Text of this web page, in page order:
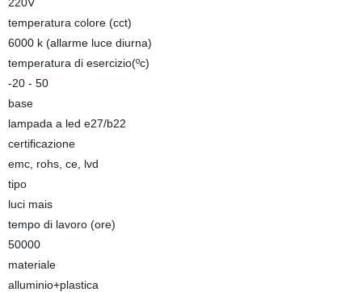
temperatura colore (cct)
6000 k (allarme luce diurna)
temperatura di esercizio(ºc)
-20 - 50
base
lampada a led e27/b22
certificazione
emc, rohs, ce, lvd
tipo
luci mais
tempo di lavoro (ore)
50000
materiale
alluminio+plastica